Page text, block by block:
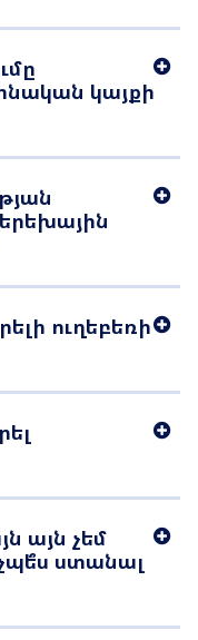
հետ
ուղևորներ
կայքի
ուղեբեռի
այն չեմ
ստանալ